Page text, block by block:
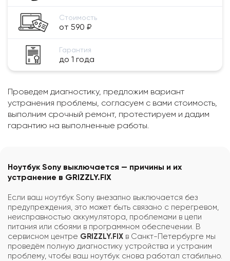
Стоимость
от 590 ₽
Гарантия
до 1 года
Проведем диагностику, предложим вариант
устранения проблемы, согласуем с вами стоимость,
выполним срочный ремонт, протестируем и дадим
гарантию на выполненные работы.
Ноутбук Sony выключается — причины и их
устранение в GRIZZLY.FIX
Если ваш ноутбук Sony внезапно выключается без
предупреждения, это может быть связано с перегревом,
неисправностью аккумулятора, проблемами в цепи
питания или сбоями в программном обеспечении. В
сервисном центре GRIZZLY.FIX в Санкт-Петербурге мы
проведём полную диагностику устройства и устраним
проблему, чтобы ваш ноутбук снова работал стабильно.